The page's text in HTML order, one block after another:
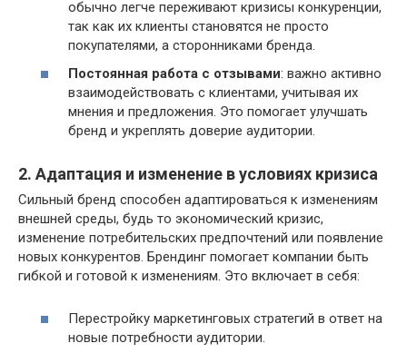
обычно легче переживают кризисы конкуренции,
так как их клиенты становятся не просто
покупателями, а сторонниками бренда.
Постоянная работа с отзывами: важно активно
взаимодействовать с клиентами, учитывая их
мнения и предложения. Это помогает улучшать
бренд и укреплять доверие аудитории.
2. Адаптация и изменение в условиях кризиса
Сильный бренд способен адаптироваться к изменениям
внешней среды, будь то экономический кризис,
изменение потребительских предпочтений или появление
новых конкурентов. Брендинг помогает компании быть
гибкой и готовой к изменениям. Это включает в себя:
Перестройку маркетинговых стратегий в ответ на
новые потребности аудитории.